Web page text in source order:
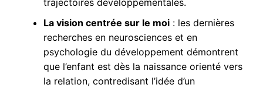
trajectoires développementales.
La vision centrée sur le moi: les dernières
recherches en neurosciences et en
psychologie du développement démontrent
que l’enfant est dès la naissance orienté vers
la relation, contredisant l’idée d’un